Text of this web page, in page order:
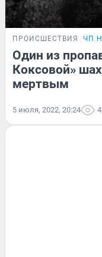
ПРОИСШЕСТВИЯ ЧП
Один из
Коксовой»
мертвым
5 июля, 2022, 20:24